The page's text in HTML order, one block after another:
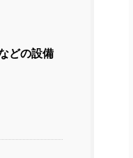
どの設備